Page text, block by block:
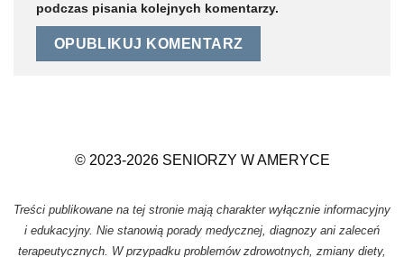
podczas pisania kolejnych komentarzy.
© 2023-2026 SENIORZY W AMERYCE
Treści publikowane na tej stronie mają charakter wyłącznie informacyjny
i edukacyjny. Nie stanowią porady medycznej, diagnozy ani zaleceń
terapeutycznych. W przypadku problemów zdrowotnych, zmiany diety,